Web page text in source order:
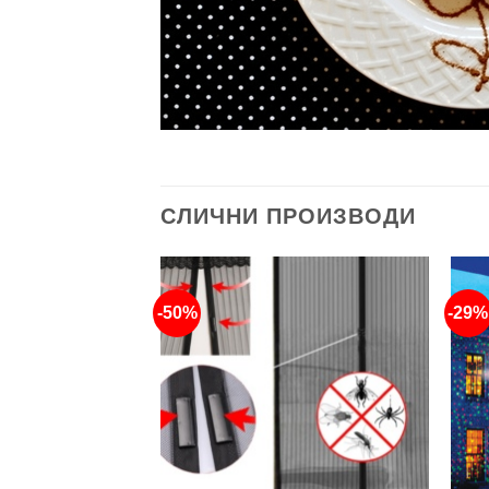
СЛИЧНИ ПРОИЗВОДИ
-50% -29%